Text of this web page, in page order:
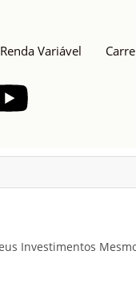
Renda Variável